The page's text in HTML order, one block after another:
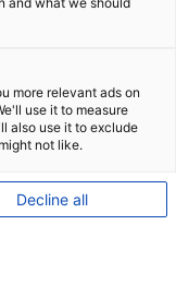
more relevant ads on
use it to measure
also use it to exclude
not like.
Decline all